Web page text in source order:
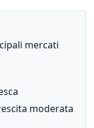
mercati
moderata